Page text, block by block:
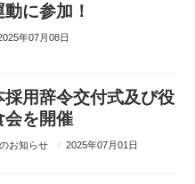
に参加！
年07月08日
採用辞令交付式及び役
会を開催
お知らせ 2025年07月01日